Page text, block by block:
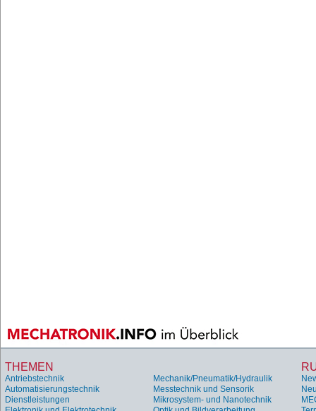
THEMEN
Antriebstechnik
Automatisierungstechnik
Dienstleistungen
Mechanik/Pneumatik/Hydraulik
Messtechnik und Sensorik
Mikrosystem- und Nanotechnik